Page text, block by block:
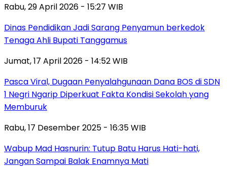
Rabu, 29 April 2026 - 15:27 WIB
Dinas Pendidikan Jadi Sarang Penyamun berkedok
Tenaga Ahli Bupati Tanggamus
Jumat, 17 April 2026 - 14:52 WIB
Pasca Viral, Dugaan Penyalahgunaan Dana BOS di SDN
1 Negri Ngarip Diperkuat Fakta Kondisi Sekolah yang
Memburuk
Rabu, 17 Desember 2025 - 16:35 WIB
Wabup Mad Hasnurin: Tutup Batu Harus Hati-hati,
Jangan Sampai Balak Enamnya Mati